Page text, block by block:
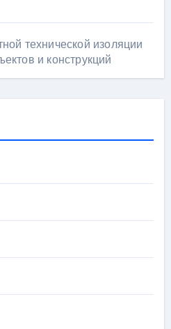
технической изоляции
и конструкций